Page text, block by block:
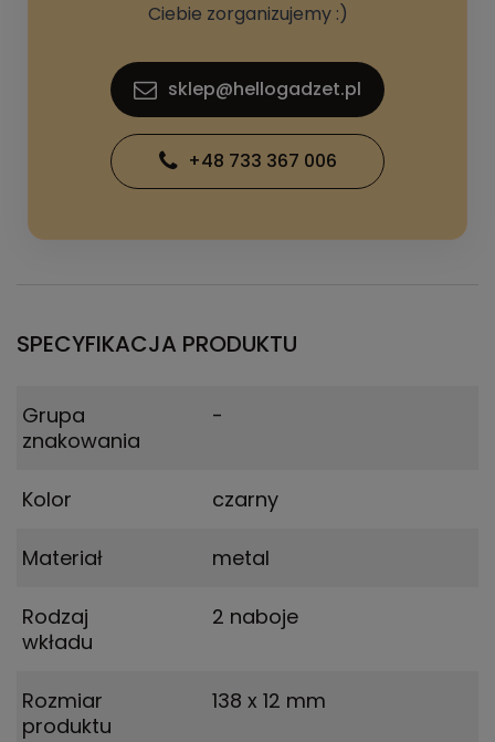
Ciebie zorganizujemy :)
sklep@hellogadzet.pl
+48 733 367 006
SPECYFIKACJA PRODUKTU
Grupa
znakowania
-
Kolor czarny
Materiał metal
Rodzaj
wkładu
2 naboje
Rozmiar
produktu
138 x 12 mm